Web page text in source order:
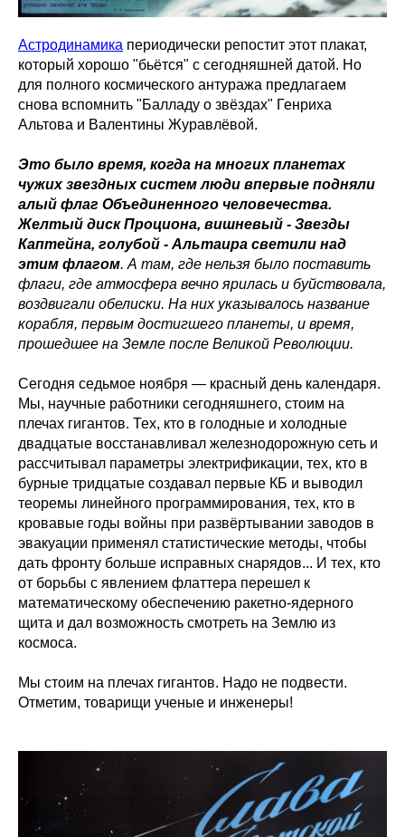
Астродинамика периодически репостит этот плакат,
который хорошо "бьётся" с сегодняшней датой. Но
для полного космического антуража предлагаем
снова вспомнить "Балладу о звёздах" Генриха
Альтова и Валентины Журавлёвой.
Это было время, когда на многих планетах
чужих звездных систем люди впервые подняли
алый флаг Объединенного человечества.
Желтый диск Проциона, вишневый - Звезды
Каптейна, голубой - Альтаира светили над
этим флагом. А там, где нельзя было поставить
флаги, где атмосфера вечно ярилась и буйствовала,
воздвигали обелиски. На них указывалось название
корабля, первым достигшего планеты, и время,
прошедшее на Земле после Великой Революции.
Сегодня седьмое ноября — красный день календаря.
Мы, научные работники сегодняшнего, стоим на
плечах гигантов. Тех, кто в голодные и холодные
двадцатые восстанавливал железнодорожную сеть и
рассчитывал параметры электрификации, тех, кто в
бурные тридцатые создавал первые КБ и выводил
теоремы линейного программирования, тех, кто в
кровавые годы войны при развёртывании заводов в
эвакуации применял статистические методы, чтобы
дать фронту больше исправных снарядов... И тех, кто
от борьбы с явлением флаттера перешел к
математическому обеспечению ракетно-ядерного
щита и дал возможность смотреть на Землю из
космоса.
Мы стоим на плечах гигантов. Надо не подвести.
Отметим, товарищи ученые и инженеры!